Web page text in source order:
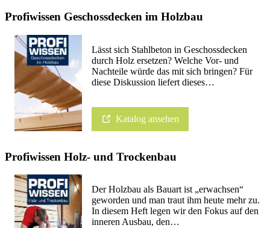
Profiwissen Geschossdecken im Holzbau
Lässt sich Stahlbeton in Geschossdecken
durch Holz ersetzen? Welche Vor- und
Nachteile würde das mit sich bringen? Für
diese Diskussion liefert dieses…
Katalog ansehen
Profiwissen Holz- und Trockenbau
Der Holzbau als Bauart ist „erwachsen“
geworden und man traut ihm heute mehr zu.
In diesem Heft legen wir den Fokus auf den
inneren Ausbau, den…